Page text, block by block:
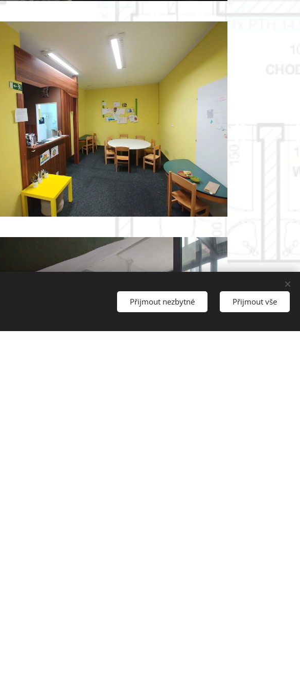
Přijmout nezbytné Přijmout vše